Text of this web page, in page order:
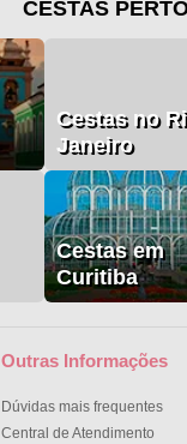
CESTAS
Cestas no
Janeiro
Cestas em
Curitiba
Outras Informações
Dúvidas mais frequentes
Central de Atendimento